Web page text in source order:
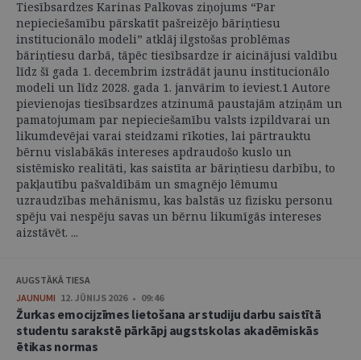
Tiesībsardzes Karinas Palkovas ziņojums “Par
nepieciešamību pārskatīt pašreizējo bāriņtiesu
institucionālo modeli” atklāj ilgstošas problēmas
bāriņtiesu darbā, tāpēc tiesībsardze ir aicinājusi valdību
līdz šī gada 1. decembrim izstrādāt jaunu institucionālo
modeli un līdz 2028. gada 1. janvārim to ieviest.1 Autore
pievienojas tiesībsardzes atzinumā paustajām atziņām un
pamatojumam par nepieciešamību valsts izpildvarai un
likumdevējai varai steidzami rīkoties, lai pārtrauktu
bērnu vislabākās intereses apdraudošo kuslo un
sistēmisko realitāti, kas saistīta ar bāriņtiesu darbību, to
pakļautību pašvaldībām un smagnējo lēmumu
uzraudzības mehānismu, kas balstās uz fizisku personu
spēju vai nespēju savas un bērnu likumīgās intereses
aizstāvēt. ...
AUGSTĀKĀ TIESA
JAUNUMI 12. JŪNIJS 2026 • 09:46
Žurkas emocijzīmes lietošana ar studiju darbu saistītā
studentu sarakstē pārkāpj augstskolas akadēmiskās
ētikas normas